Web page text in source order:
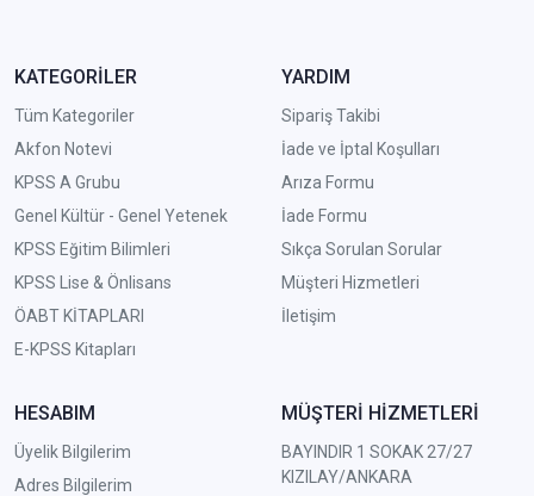
KATEGORİLER
Tüm Kategoriler
Akfon Notevi
KPSS A Grubu
Genel Kültür - Genel Yetenek
KPSS Eğitim Bilimleri
KPSS Lise & Önlisans
ÖABT KİTAPLARI
E-KPSS Kitapları
YARDIM
Sipariş Takibi
İade ve İptal Koşulları
Arıza Formu
İade Formu
Sıkça Sorulan Sorular
Müşteri Hizmetleri
İletişim
HESABIM
Üyelik Bilgilerim
Adres Bilgilerim
MÜŞTERİ HİZMETLERİ
BAYINDIR 1 SOKAK 27/27
KIZILAY/ANKARA